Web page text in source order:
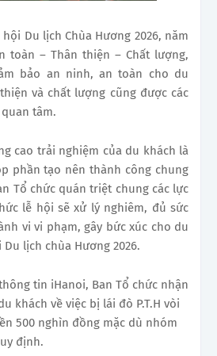
Du lịch Chùa Hương 2026, năm
toàn – Thân thiện – Chất lượng,
bảo an ninh, an toàn cho du
và chất lượng cũng được các
tâm.
cao trải nghiệm của du khách là
phần tạo nên thành công chung
Tổ chức quán triệt chung các lực
lễ hội sẽ xử lý nghiêm, đủ sức
vi vi phạm, gây bức xúc cho du
lịch chùa Hương 2026.
tin iHanoi, Ban Tổ chức nhận
khách về việc bị lái đò P.T.H vòi
500 nghìn đồng mặc dù nhóm
định.